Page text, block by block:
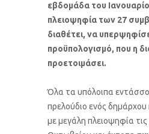
εβδομάδα του
πλειοψηφία των 27
διαθέτει, να
προϋπολογισμό, που η
προετοιμάσει.
Όλα τα υπόλοιπα
πρελούδιο ενός δημάρχου
με μεγάλη πλειοψηφία τις